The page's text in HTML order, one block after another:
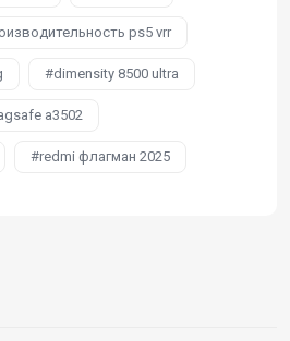
ps5 vrr
dimensity 8500 ultra
a3502
redmi флагман 2025